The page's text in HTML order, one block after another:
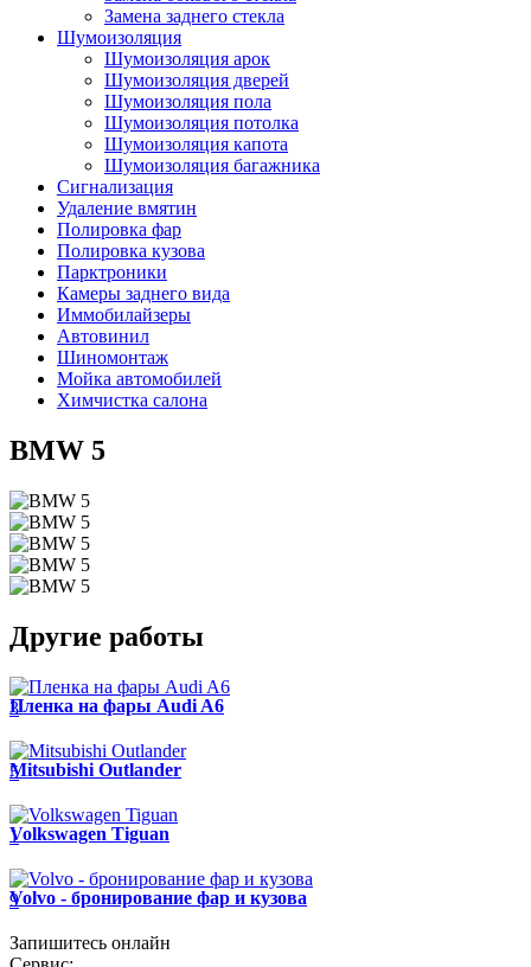
Замена заднего стекла
Шумоизоляция
Шумоизоляция арок
Шумоизоляция дверей
Шумоизоляция пола
Шумоизоляция потолка
Шумоизоляция капота
Шумоизоляция багажника
Сигнализация
Удаление вмятин
Полировка фар
Полировка кузова
Парктроники
Камеры заднего вида
Иммобилайзеры
Автовинил
Шиномонтаж
Мойка автомобилей
Химчистка салона
BMW 5
Другие работы
3
Пленка на фары Audi A6
5
Mitsubishi Outlander
1
Volkswagen Tiguan
9
Volvo - бронирование фар и кузова
Запишитесь онлайн